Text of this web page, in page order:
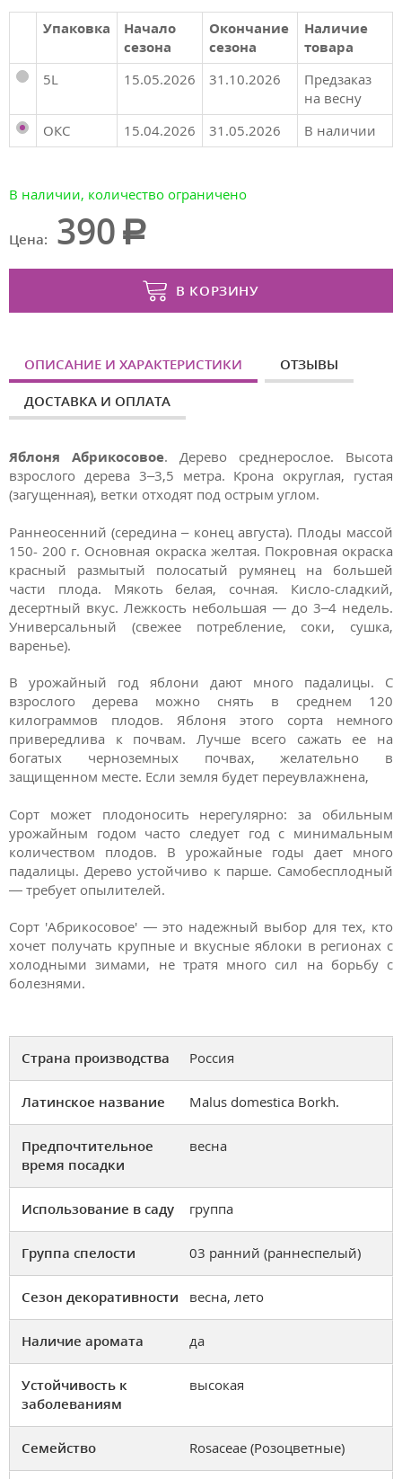
Упаковка
Начало
сезона
Окончание
сезона
Наличие
товара
5L
15.05.2026 31.10.2026
Предзаказ
на весну
ОКС
15.04.2026 31.05.2026 В наличии
В наличии, количество ограничено
Цена: 390
В КОРЗИНУ
ОПИСАНИЕ И ХАРАКТЕРИСТИКИ ОТЗЫВЫ
ДОСТАВКА И ОПЛАТА
Яблоня Абрикосовое. Дерево среднерослое. Высота
взрослого дерева 3–3,5 метра. Крона округлая, густая
(загущенная), ветки отходят под острым углом.
Раннеосенний (середина – конец августа). Плоды массой
150- 200 г. Основная окраска желтая. Покровная окраска
красный размытый полосатый румянец на большей
части плода. Мякоть белая, сочная. Кисло-сладкий,
десертный вкус. Лежкость небольшая — до 3–4 недель.
Универсальный (свежее потребление, соки, сушка,
варенье).
В урожайный год яблони дают много падалицы. С
взрослого дерева можно снять в среднем 120
килограммов плодов. Яблоня этого сорта немного
привередлива к почвам. Лучше всего сажать ее на
богатых черноземных почвах, желательно в
защищенном месте. Если земля будет переувлажнена,
Сорт может плодоносить нерегулярно: за обильным
урожайным годом часто следует год с минимальным
количеством плодов. В урожайные годы дает много
падалицы. Дерево устойчиво к парше. Самобесплодный
— требует опылителей.
Сорт 'Абрикосовое' — это надежный выбор для тех, кто
хочет получать крупные и вкусные яблоки в регионах с
холодными зимами, не тратя много сил на борьбу с
болезнями.
Страна производства Россия
Латинское название Malus domestica Borkh.
Предпочтительное
время посадки
весна
Использование в саду группа
Группа спелости 03 ранний (раннеспелый)
Сезон декоративности весна, лето
Наличие аромата да
Устойчивость к
заболеваниям
высокая
Семейство Rosaceae (Розоцветные)